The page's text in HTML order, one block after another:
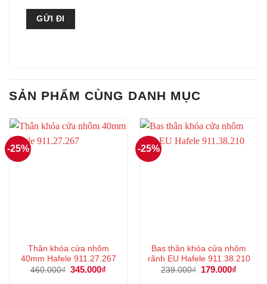
SẢN PHẨM CÙNG DANH MỤC
-25%
Thân khóa cửa nhôm
40mm Hafele 911.27.267
460.000₫ Giá
345.000₫
-25%
Bas thân khóa cửa nhôm
rãnh EU Hafele 911.38.210
239.000₫
Giá
179.000₫